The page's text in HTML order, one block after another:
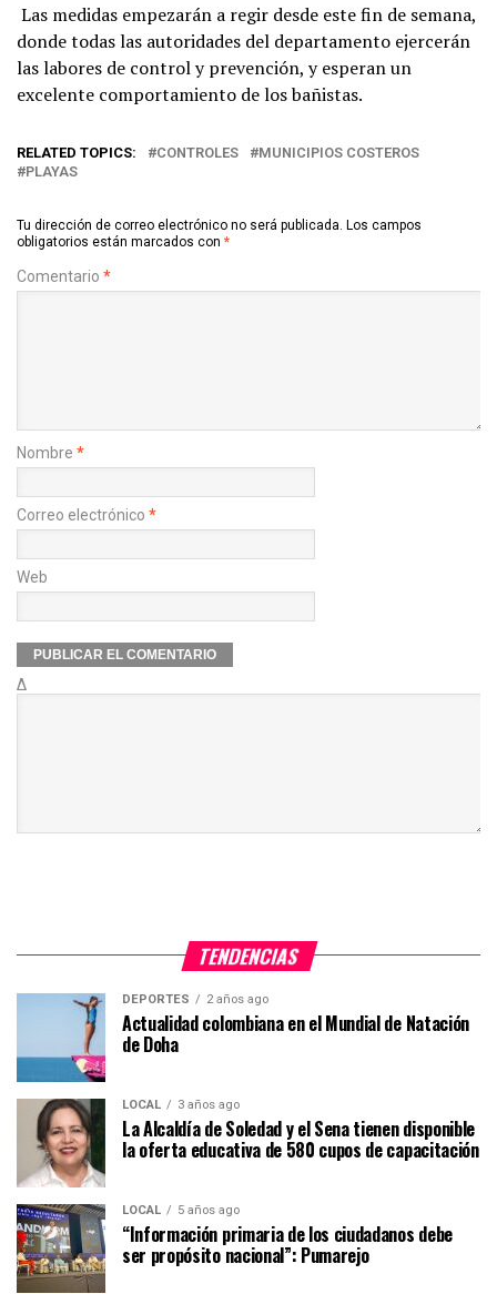
Las medidas empezarán a regir desde este fin de semana,
donde todas las autoridades del departamento ejercerán
las labores de control y prevención, y esperan un
excelente comportamiento de los bañistas.
RELATED TOPICS: CONTROLES
MUNICIPIOS COSTEROS
PLAYAS
Tu dirección de correo electrónico no será publicada. Los campos
obligatorios están marcados con *
Comentario *
Nombre *
Correo electrónico *
Web
Δ
TENDENCIAS
DEPORTES 2 años ago
Actualidad colombiana en el Mundial de Natación
de Doha
LOCAL 3 años ago
La Alcaldía de Soledad y el Sena tienen disponible
la oferta educativa de 580 cupos de capacitación
LOCAL 5 años ago
“Información primaria de los ciudadanos debe
ser propósito nacional”: Pumarejo